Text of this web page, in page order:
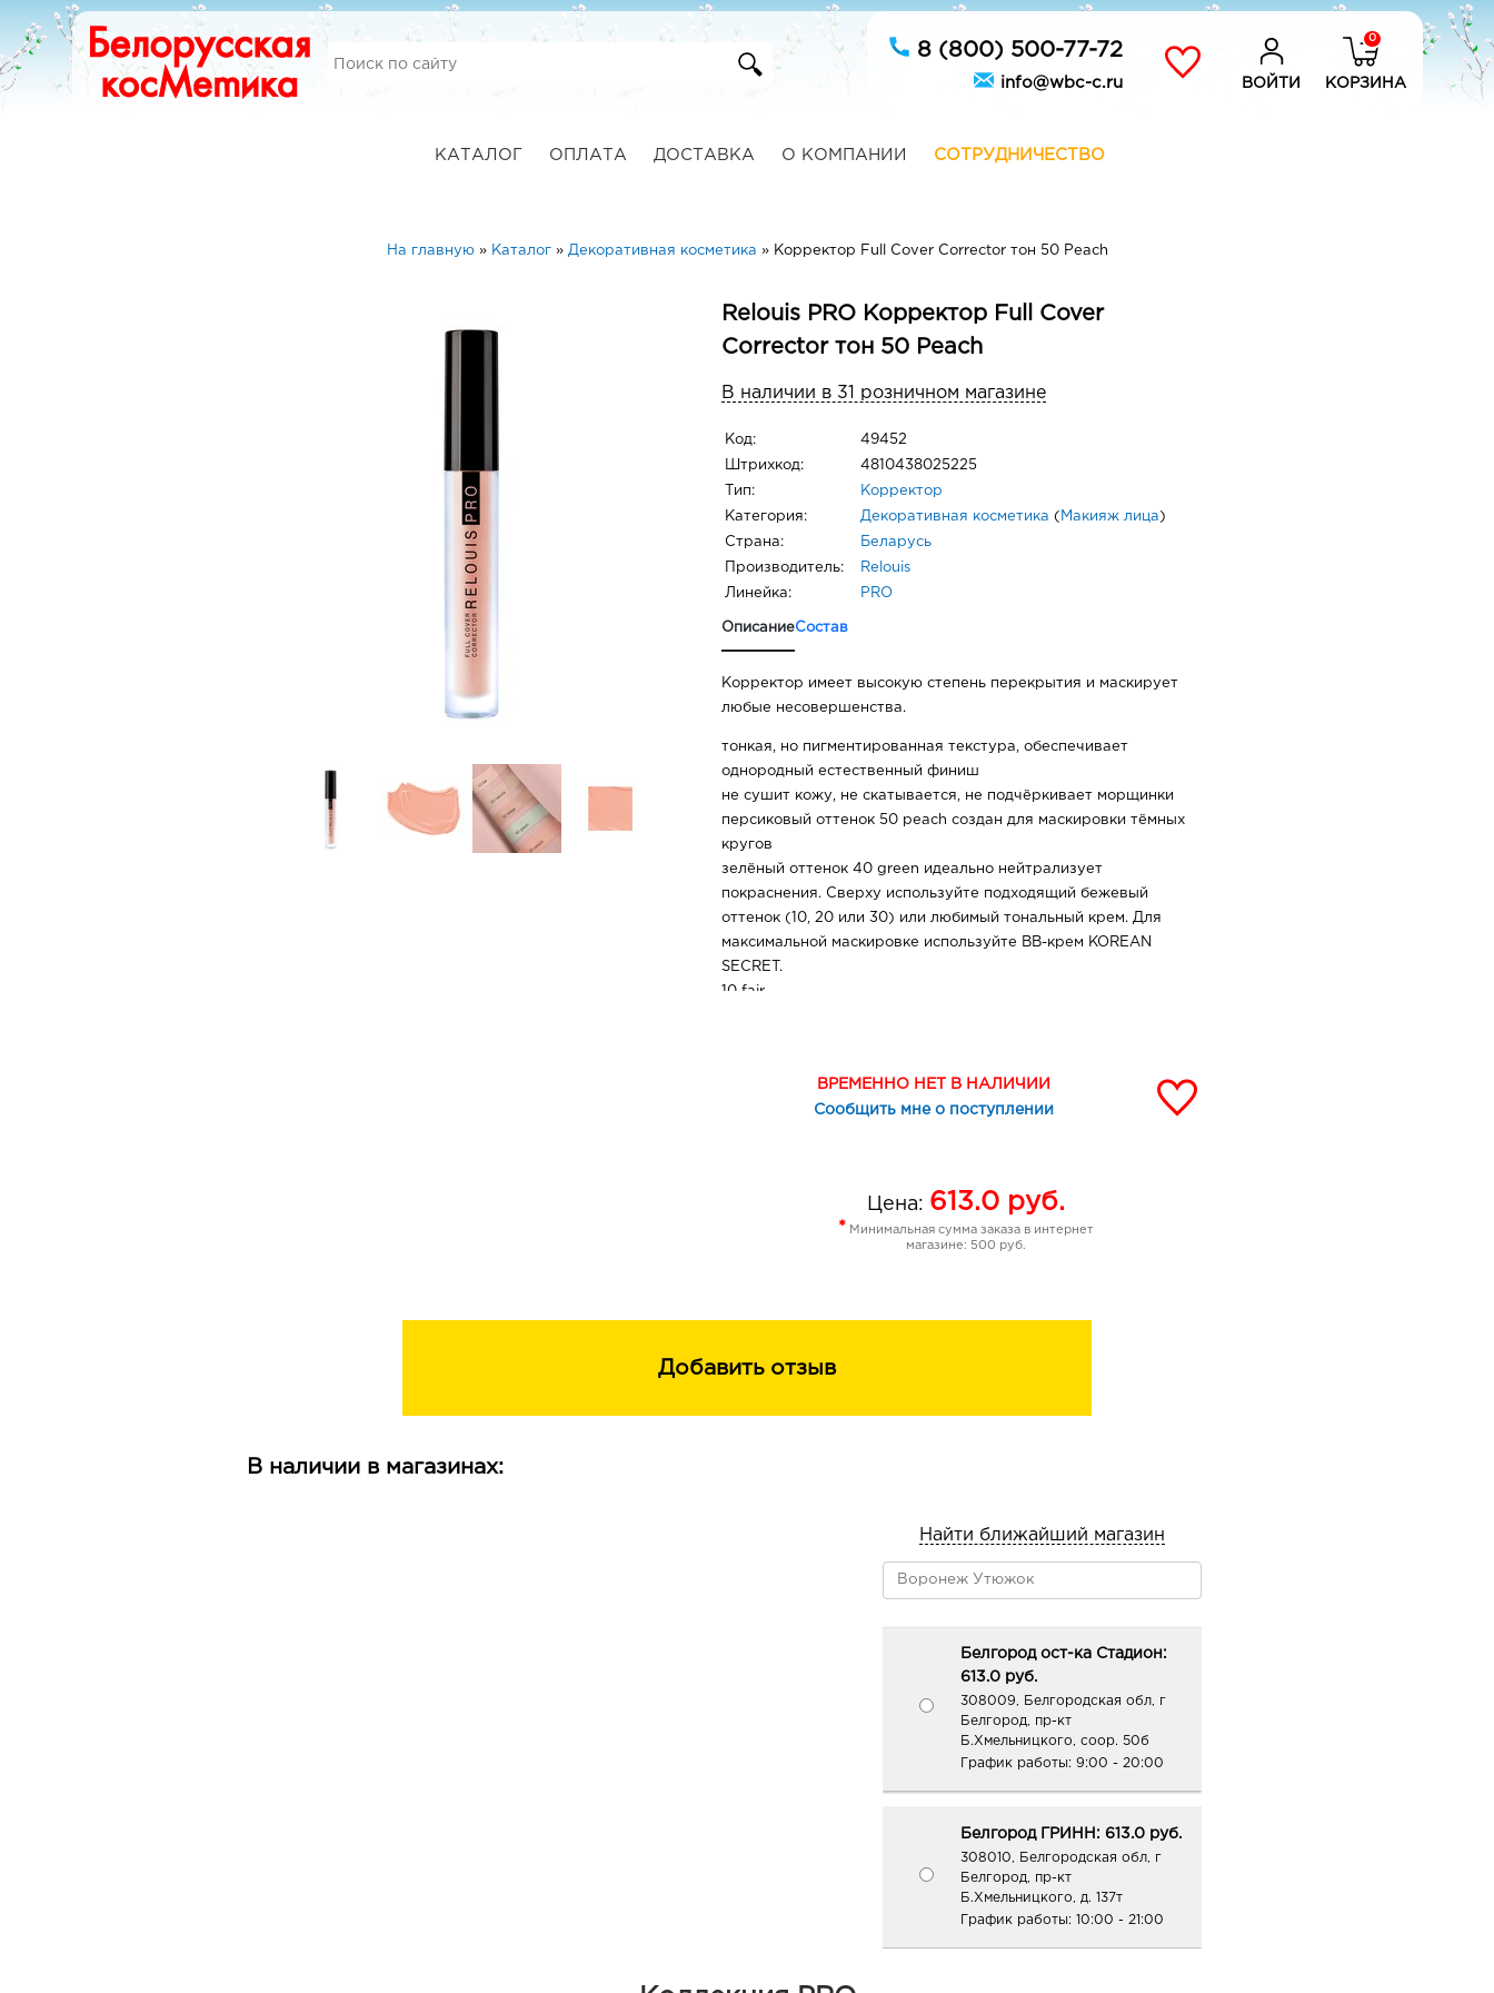
8 (800) 500-77-72
info@wbc-c.ru ВОЙТИ
0
КОРЗИНА
КАТАЛОГ ОПЛАТА ДОСТАВКА О КОМПАНИИ СОТРУДНИЧЕСТВО
На главную» Каталог» Декоративная косметика » Корректор Full Cover Corrector тон 50 Peach
Relouis PRO Корректор Full Cover
Corrector тон 50 Peach
В наличии в 31 розничном магазине
Код: 49452
Штрихкод: 4810438025225
Тип: Корректор
Категория: Декоративная косметика ( Макияж лица )
Страна: Беларусь
Производитель: Relouis
Линейка: PRO
ОписаниеСостав
Корректор имеет высокую степень перекрытия и маскирует
любые несовершенства.
тонкая, но пигментированная текстура, обеспечивает
однородный естественный финиш
не сушит кожу, не скатывается, не подчёркивает морщинки
персиковый оттенок 50 peach создан для маскировки тёмных
кругов
зелёный оттенок 40 green идеально нейтрализует
покраснения. Cверху используйте подходящий бежевый
оттенок (10, 20 или 30) или любимый тональный крем. Для
максимальной маскировке используйте BB-крем KOREAN
SECRET.
10 fair
ТВОЯ КОЖА СОВЕРШЕННА
ВРЕМЕННО НЕТ В НАЛИЧИИ
Сообщить мне о поступлении
Цена: 613.0 руб.
* Минимальная сумма заказа в интернет
магазине: 500 руб.
Добавить отзыв
В наличии в магазинах:
Найти ближайший магазин
Белгород ост-ка Стадион:
613.0 руб.
308009, Белгородская обл, г
Белгород, пр-кт
Б.Хмельницкого, соор. 50б
График работы: 9:00 - 20:00
Белгород ГРИНН: 613.0 руб.
308010, Белгородская обл, г
Белгород, пр-кт
Б.Хмельницкого, д. 137т
График работы: 10:00 - 21:00